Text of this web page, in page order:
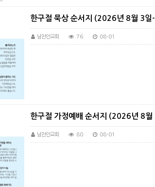
한구절 묵상 순서지 (2026년 8월 3일
남천안교회 76 08-01
한구절 가정예배 순서지 (2026년 8월
남천안교회 80 08-01